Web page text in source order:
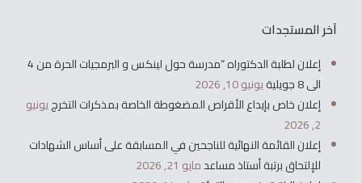
آخر المستجدات
إعلان لطلبة الدكتوراه “مدرسة حول لينكس و البرمجيات الحرة من 4
الى 8 جويلية
يونيو 10, 2026
إعلان خاص بإيداع الأقراص المضغوطة الخاصة بمذكرات التخرجيونيو
2, 2026
إعلان القائمة النهائية للناجحين في المسابقة على أساس الشهادات
للإلتحاق برتبة أستاذ مساعدمايو 21, 2026